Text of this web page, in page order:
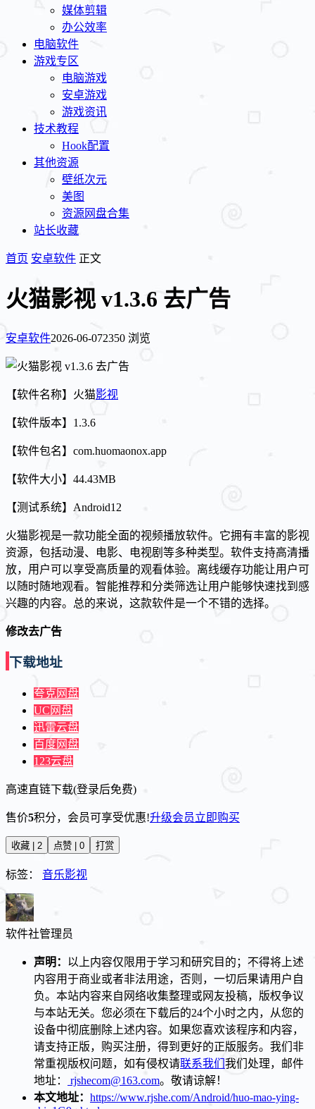
媒体剪辑
办公效率
电脑软件
游戏专区
电脑游戏
安卓游戏
游戏资讯
技术教程
Hook配置
其他资源
壁纸次元
美图
资源网盘合集
站长收藏
首页 安卓软件 正文
火猫影视 v1.3.6 去广告
安卓软件2026-06-072350 浏览
【软件名称】火猫影视
【软件版本】1.3.6
【软件包名】com.huomaonox.app
【软件大小】44.43MB
【测试系统】Android12
火猫影视是一款功能全面的视频播放软件。它拥有丰富的影视
资源，包括动漫、电影、电视剧等多种类型。软件支持高清播
放，用户可以享受高质量的观看体验。离线缓存功能让用户可
以随时随地观看。智能推荐和分类筛选让用户能够快速找到感
兴趣的内容。总的来说，这款软件是一个不错的选择。
修改去广告
下载地址
夸克网盘
UC网盘
迅雷云盘
百度网盘
123云盘
高速直链下载(登录后免费)
售价5积分，会员可享受优惠!升级会员立即购买
收藏 | 2 点赞 | 0 打赏
标签： 音乐影视
软件社管理员
声明： 以上内容仅限用于学习和研究目的；不得将上述
内容用于商业或者非法用途，否则，一切后果请用户自
负。本站内容来自网络收集整理或网友投稿，版权争议
与本站无关。您必须在下载后的24个小时之内，从您的
设备中彻底删除上述内容。如果您喜欢该程序和内容，
请支持正版，购买注册，得到更好的正版服务。我们非
常重视版权问题，如有侵权请联系我们 我们处理，邮件
地址：
rjshecom@163.com。敬请谅解！
本文地址： https://www.rjshe.com/Android/huo-mao-ying-